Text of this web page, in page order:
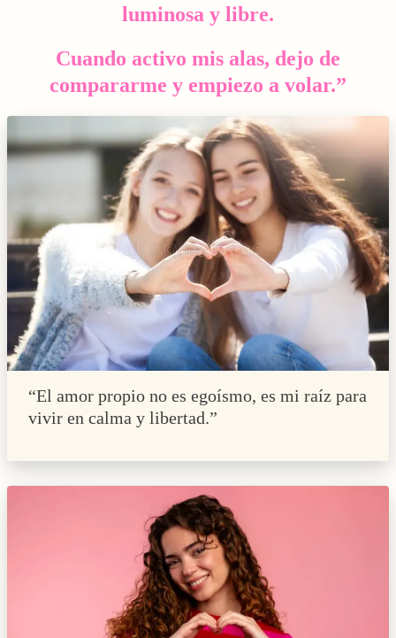
luminosa y libre.
Cuando activo mis alas, dejo de
compararme y empiezo a volar.”
“El amor propio no es egoísmo, es mi raíz para
vivir en calma y libertad.”